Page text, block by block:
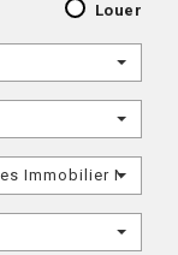
Louer
Immobilier Neufs